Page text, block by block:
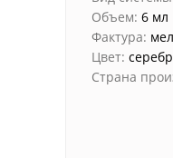
Объем: 6 мл
Фактура:
Цвет:
Страна